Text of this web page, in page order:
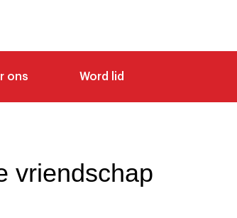
ons Word lid
vriendschap